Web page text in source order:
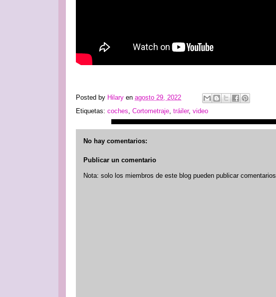
Posted by Hilary en agosto 29, 2022
Etiquetas: coches Cortometraje tráiler, video
No hay comentarios:
Publicar un comentario
Nota: solo los miembros de este blog pueden publicar comentarios.